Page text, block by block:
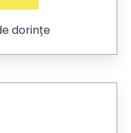
dorințe